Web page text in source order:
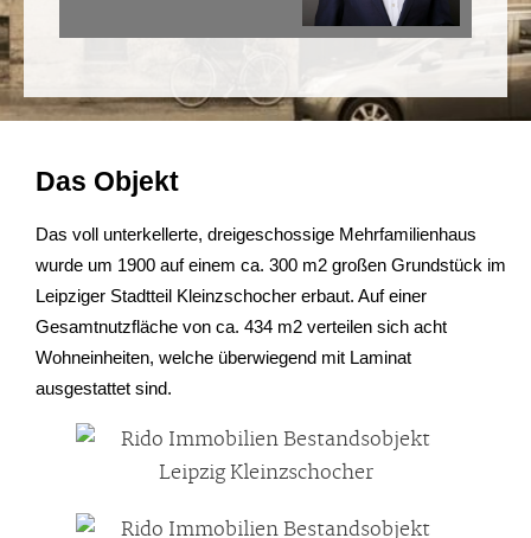
Das Objekt
Das voll unterkellerte, dreigeschossige Mehrfamilienhaus
wurde um 1900 auf einem ca. 300 m2 großen Grundstück im
Leipziger Stadtteil Kleinzschocher erbaut. Auf einer
Gesamtnutzfläche von ca. 434 m2 verteilen sich acht
Wohneinheiten, welche überwiegend mit Laminat
ausgestattet sind.